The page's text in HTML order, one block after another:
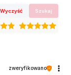
Wyczyść Szukaj
zweryfikowano